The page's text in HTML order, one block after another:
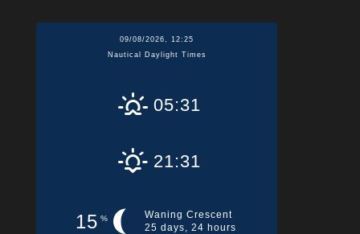
09/08/2026, 12:25
Nautical Daylight Times
05:31
21:31
15 %
Waning Crescent
25 days, 24 hours